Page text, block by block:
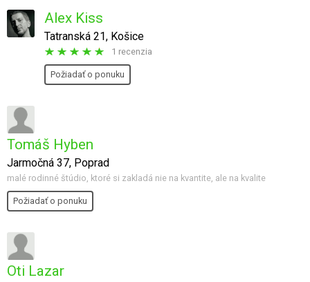
Alex Kiss
Tatranská 21, Košice
1 recenzia
Požiadať o ponuku
Tomáš Hyben
Jarmočná 37, Poprad
malé rodinné štúdio, ktoré si zakladá nie na kvantite, ale na kvalite
Požiadať o ponuku
Oti Lazar